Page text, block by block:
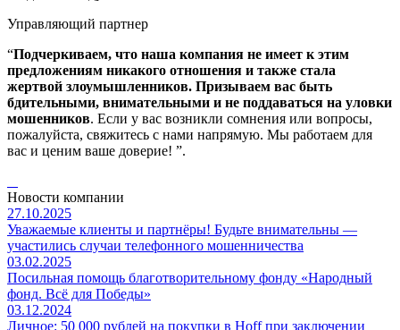
Управляющий партнер
“Подчеркиваем, что наша компания не имеет к этим
предложениям никакого отношения и также стала
жертвой злоумышленников. Призываем вас быть
бдительными, внимательными и не поддаваться на уловки
мошенников. Если у вас возникли сомнения или вопросы,
пожалуйста, свяжитесь с нами напрямую. Мы работаем для
вас и ценим ваше доверие! ”.
Новости компании
27.10.2025
Уважаемые клиенты и партнёры! Будьте внимательны —
участились случаи телефонного мошенничества
03.02.2025
Посильная помощь благотворительному фонду «Народный
фонд. Всё для Победы»
03.12.2024
Личное: 50 000 рублей на покупки в Hoff при заключении